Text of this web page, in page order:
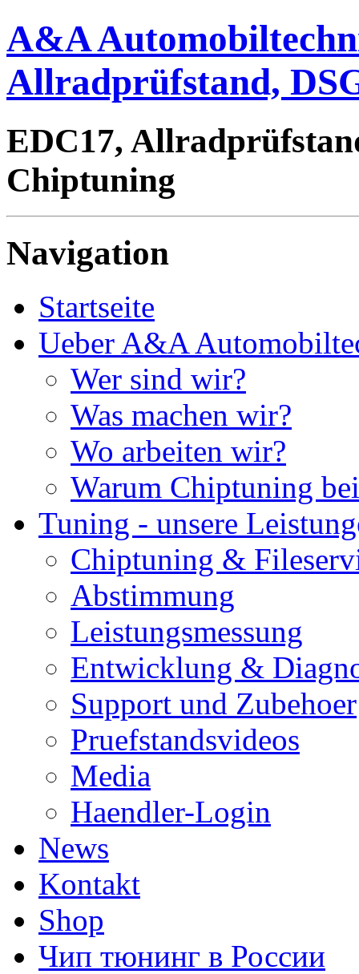
A&A
Allradprüfstand,
EDC17,
Chiptuning
Navigation
Startseite
Ueber A&A
Wer sind wir?
Was machen wir?
Wo arbeiten wir?
Warum Chiptuning
Tuning - unsere
Chiptuning &
Abstimmung
Leistungsmessung
Entwicklung &
Support und Zubehoer
Pruefstandsvideos
Media
Haendler-Login
News
Kontakt
Shop
Чип тюнинг в России